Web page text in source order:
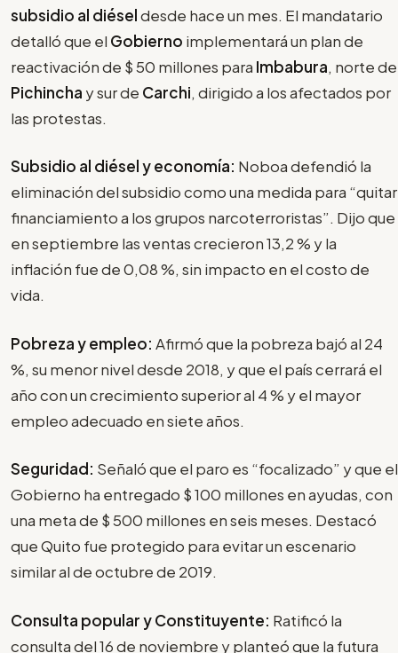
subsidio al diéseldesde hace un mes. El mandatario
detalló que el Gobierno implementará un plan de
reactivación de $ 50 millones para Imbabura, norte de
Pichincha y sur de Carchi, dirigido a los afectados por
las protestas.
Subsidio al diésel y economía: Noboa defendió la
eliminación del subsidio como una medida para “quitar
financiamiento a los grupos narcoterroristas”. Dijo que
en septiembre las ventas crecieron 13,2 % y la
inflación fue de 0,08 %, sin impacto en el costo de
vida.
Pobreza y empleo: Afirmó que la pobreza bajó al 24
%, su menor nivel desde 2018, y que el país cerrará el
año con un crecimiento superior al 4 % y el mayor
empleo adecuado en siete años.
Seguridad: Señaló que el paro es “focalizado” y que el
Gobierno ha entregado $ 100 millones en ayudas, con
una meta de $ 500 millones en seis meses. Destacó
que Quito fue protegido para evitar un escenario
similar al de octubre de 2019.
Consulta popular y Constituyente: Ratificó la
consulta del 16 de noviembre y planteó que la futura